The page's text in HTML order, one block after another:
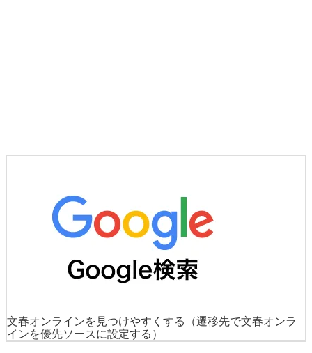
文春オンラインを見つけやすくする
（遷移先で文春オンラ
インを優先ソースに設定する）